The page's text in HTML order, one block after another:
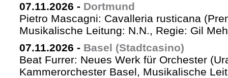
07.11.2026 - Dortmund
Pietro Mascagni: Cavalleria rusticana
Musikalische Leitung: N.N., Regie: Gil
07.11.2026 - Basel (Stadtcasino)
Beat Furrer: Neues Werk für Orchester
Kammerorchester Basel, Musikalische